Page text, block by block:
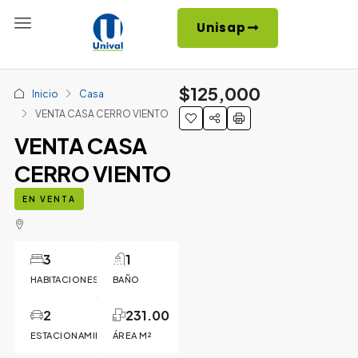
Unisap
Inicio
Casa
VENTA CASA CERRO VIENTO
VENTA CASA
CERRO VIENTO
EN VENTA
HABITACIONES
3
BAÑO
1
ESTACIONAMIENTOS
2
ÁREA M²
231.00
$125,000